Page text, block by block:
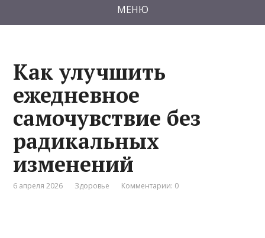
МЕНЮ
Как улучшить
ежедневное
самочувствие без
радикальных
изменений
6 апреля 2026 Здоровье Комментарии: 0